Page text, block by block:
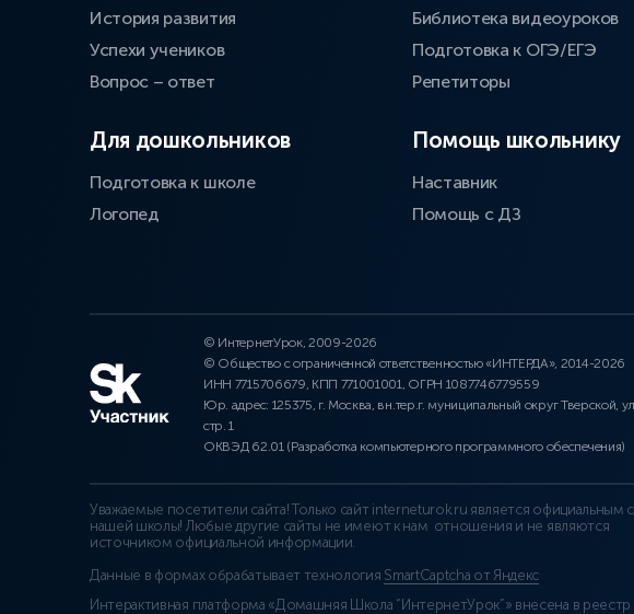
История развития
Успехи учеников
Вопрос – ответ
Для дошкольников
Подготовка к школе
Логопед
Библиотека видеоуроков
Подготовка к ОГЭ/ЕГЭ
Репетиторы
Помощь школьнику
Наставник
Помощь с ДЗ
© ИнтернетУрок, 2009-2026
© Общество с ограниченной ответственностью «ИНТЕРДА», 2014-2026
ИНН 7715706679, КПП 771001001, ОГРН 1087746779559
Юр. адрес: 125375, г. Москва, вн.тер.г. муниципальный округ Тверской,
стр. 1
ОКВЭД 62.01 (Разработка компьютерного программного обеспечения)
Уважаемые посетители сайта! Только сайт interneturok.ru является официальным
нашей школы! Любые другие сайты не имеют к нам отношения и не являются
источником официальной информации.
Данные в формах обрабатывает технология SmartCaptcha от Яндекс
Интерактивная платформа «Домашняя Школа “ИнтернетУрок”» внесена в реестр